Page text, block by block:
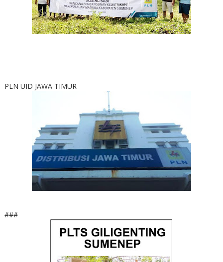
PLN UID JAWA TIMUR
###